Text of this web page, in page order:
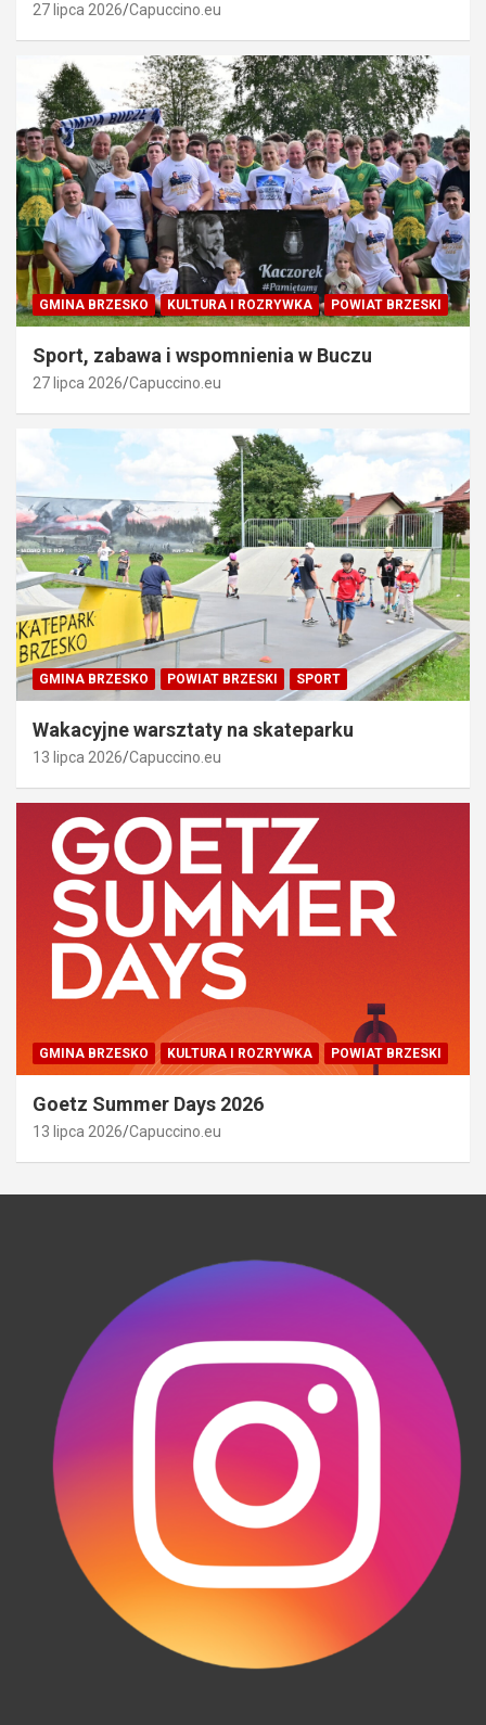
27 lipca 2026 Capuccino.eu
GMINA BRZESKO KULTURA I ROZRYWKA POWIAT BRZESKI
Sport, zabawa i wspomnienia w Buczu
27 lipca 2026 Capuccino.eu
GMINA BRZESKO POWIAT BRZESKI SPORT
Wakacyjne warsztaty na skateparku
13 lipca 2026 Capuccino.eu
GMINA BRZESKO KULTURA I ROZRYWKA POWIAT BRZESKI
Goetz Summer Days 2026
13 lipca 2026 Capuccino.eu